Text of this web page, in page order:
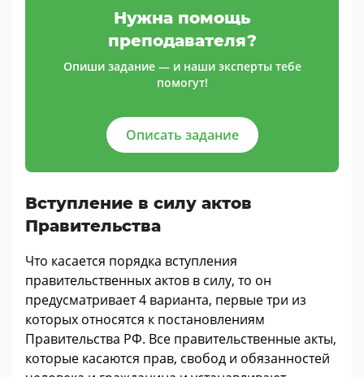
Нужна помощь
преподавателя?
Опиши задание — и наши эксперты тебе
помогут!
Описать задание
Вступление в силу актов
Правительства
Что касается порядка вступления
правительственных актов в силу, то он
предусматривает 4 варианта, первые три из
которых относятся к постановлениям
Правительства РФ. Все правительственные акты,
которые касаются прав, свобод и обязанностей